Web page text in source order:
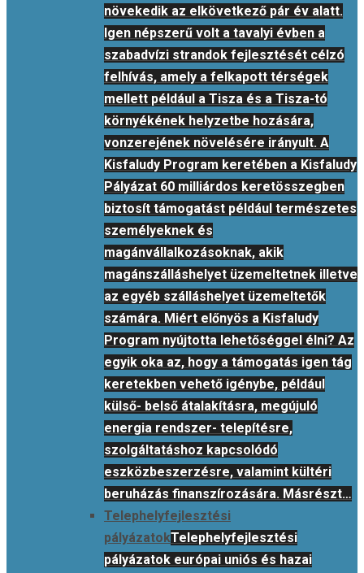
növekedik az elkövetkező pár év alatt.
Igen népszerű volt a tavalyi évben a
szabadvízi strandok fejlesztését célzó
felhívás, amely a felkapott térségek
mellett például a Tisza és a Tisza-tó
környékének helyzetbe hozására,
vonzerejének növelésére irányult. A
Kisfaludy Program keretében a Kisfaludy
Pályázat 60 milliárdos keretösszegben
biztosít támogatást például természetes
személyeknek és
magánvállalkozásoknak, akik
magánszálláshelyet üzemeltetnek illetve
az egyéb szálláshelyet üzemeltetők
számára. Miért előnyös a Kisfaludy
Program nyújtotta lehetőséggel élni? Az
egyik oka az, hogy a támogatás igen tág
keretekben vehető igénybe, például
külső- belső átalakításra, megújuló
energia rendszer- telepítésre,
szolgáltatáshoz kapcsolódó
eszközbeszerzésre, valamint kültéri
beruházás finanszírozására. Másrészt…
Telephelyfejlesztési
pályázatokTelephelyfejlesztési
pályázatok európai uniós és hazai